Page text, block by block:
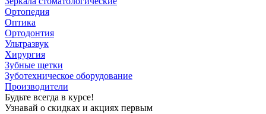
Ортопедия
Оптика
Ортодонтия
Ультразвук
Хирургия
Зубные щетки
Зуботехническое оборудование
Производители
Будьте всегда в курсе!
Узнавай о скидках и акциях первым